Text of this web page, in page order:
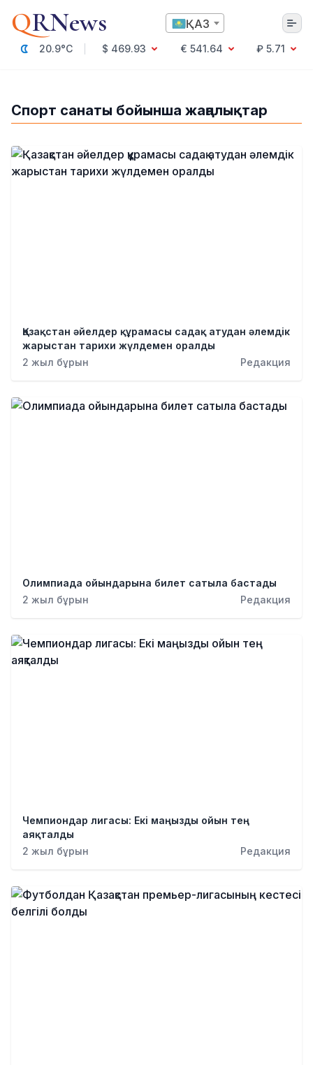
QRNews ҚАЗ
20.9°C $ 469.93 € 541.64
₽ 5.71
Мәдениет
Саясат
Спорт санаты бойынша жаңалықтар
Қазақстан әйелдер құрамасы садақ атудан әлемдік
жарыстан тарихи жүлдемен оралды
2 жыл бұрын
Редакция
Олимпиада ойындарына билет сатыла бастады
2 жыл бұрын
Редакция
Чемпиондар лигасы: Екі маңызды ойын тең
аяқталды
2 жыл бұрын
Редакция